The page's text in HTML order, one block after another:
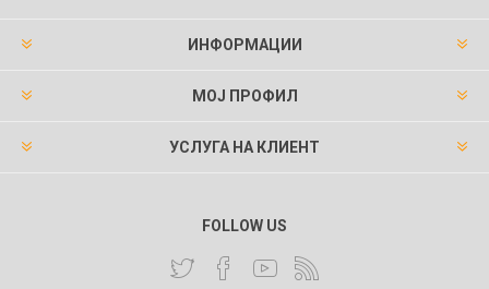
ИНФОРМАЦИИ
МОЈ ПРОФИЛ
УСЛУГА НА КЛИЕНТ
FOLLOW US